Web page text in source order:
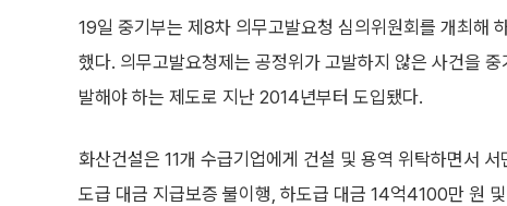
19일 중기부는 제8차 의무고발요청 심의위원회를 개최해
했다. 의무고발요청제는 공정위가 고발하지 않은 사건을
발해야 하는 제도로 지난 2014년부터 도입됐다.
화산건설은 11개 수급기업에게 건설 및 용역 위탁하면서
도급 대금 지급보증 불이행, 하도급 대금 14억4100만 원